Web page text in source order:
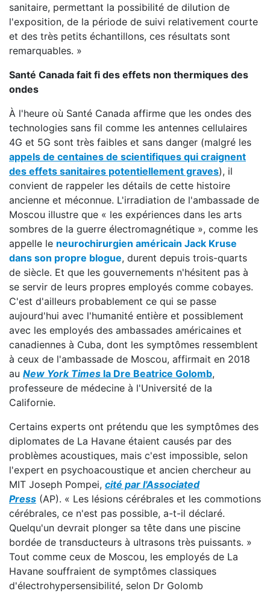
sanitaire, permettant la possibilité de dilution de
l'exposition, de la période de suivi relativement courte
et des très petits échantillons, ces résultats sont
remarquables. »
Santé Canada fait fi des effets non thermiques des
ondes
À l'heure où Santé Canada affirme que les ondes des
technologies sans fil comme les antennes cellulaires
4G et 5G sont très faibles et sans danger (malgré les
appels de centaines de scientifiques qui craignent
des effets sanitaires potentiellement graves), il
convient de rappeler les détails de cette histoire
ancienne et méconnue. L'irradiation de l'ambassade de
Moscou illustre que « les expériences dans les arts
sombres de la guerre électromagnétique », comme les
appelle le neurochirurgien américain Jack Kruse
dans son propre blogue, durent depuis trois-quarts
de siècle. Et que les gouvernements n'hésitent pas à
se servir de leurs propres employés comme cobayes.
C'est d'ailleurs probablement ce qui se passe
aujourd'hui avec l'humanité entière et possiblement
avec les employés des ambassades américaines et
canadiennes à Cuba, dont les symptômes ressemblent
à ceux de l'ambassade de Moscou, affirmait en 2018
au New York Times la Dre Beatrice Golomb,
professeure de médecine à l'Université de la
Californie.
Certains experts ont prétendu que les symptômes des
diplomates de La Havane étaient causés par des
problèmes acoustiques, mais c'est impossible, selon
l'expert en psychoacoustique et ancien chercheur au
MIT Joseph Pompei, cité par l'Associated
Press (AP). « Les lésions cérébrales et les commotions
cérébrales, ce n'est pas possible, a-t-il déclaré.
Quelqu'un devrait plonger sa tête dans une piscine
bordée de transducteurs à ultrasons très puissants. »
Tout comme ceux de Moscou, les employés de La
Havane souffraient de symptômes classiques
d'électrohypersensibilité, selon Dr Golomb